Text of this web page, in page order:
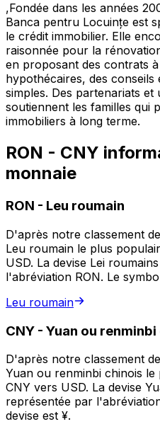
,Fondée dans les années
Banca pentru Locuințe est
le crédit immobilier. Elle
raisonnée pour la
en proposant des contrats
hypothécaires, des conseils
simples. Des partenariats
soutiennent les familles qui
immobiliers à long terme.
RON - CNY
monnaie
RON - Leu roumain
D'après notre classement
Leu roumain le plus
USD. La devise Lei
l'abréviation RON. Le
Leu roumain
CNY - Yuan ou
D'après notre classement
Yuan ou renminbi chinois
CNY vers USD. La devise
représentée par
devise est ¥.